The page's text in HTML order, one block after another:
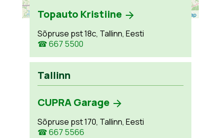
Leaflet OpenStreetMap
Topauto Kristiine
Sõpruse pst 18c, Tallinn, Eesti
☎ 667 5500
Tallinn
CUPRA Garage
Sõpruse pst 170, Tallinn, Eesti
☎ 667 5566